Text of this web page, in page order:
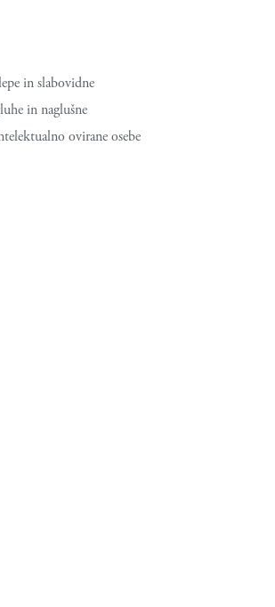
in slabovidne
in naglušne
ovirane osebe